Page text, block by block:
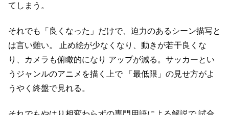
てしまう。
それでも「良くなった」だけで、迫力のあるシーン描写と
は言い難い。
止め絵が少なくなり、動きが若干良くな
り、カメラも俯瞰的になり アップが減る。サッカーとい
うジャンルのアニメを描く上で「最低限」の見せ方がよ
うやく終盤で見れる。